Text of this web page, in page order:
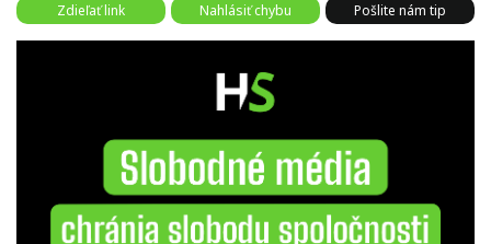
Zdieľať link Nahlásiť chybu Pošlite nám tip